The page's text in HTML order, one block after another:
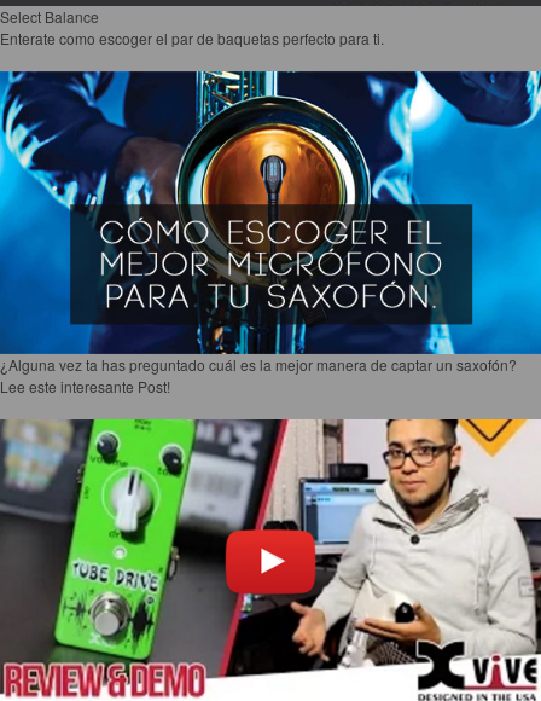
Select Balance
Enterate como escoger el par de baquetas perfecto para ti.
¿Alguna vez ta has preguntado cuál es la mejor manera de captar un saxofón?
Lee este interesante Post!